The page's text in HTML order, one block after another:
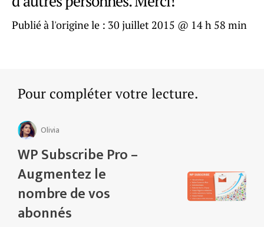
Publié à l'origine le : 30 juillet 2015 @ 14 h 58 min
Pour compléter votre lecture.
Olivia
WP Subscribe Pro –
Augmentez le
nombre de vos
abonnés